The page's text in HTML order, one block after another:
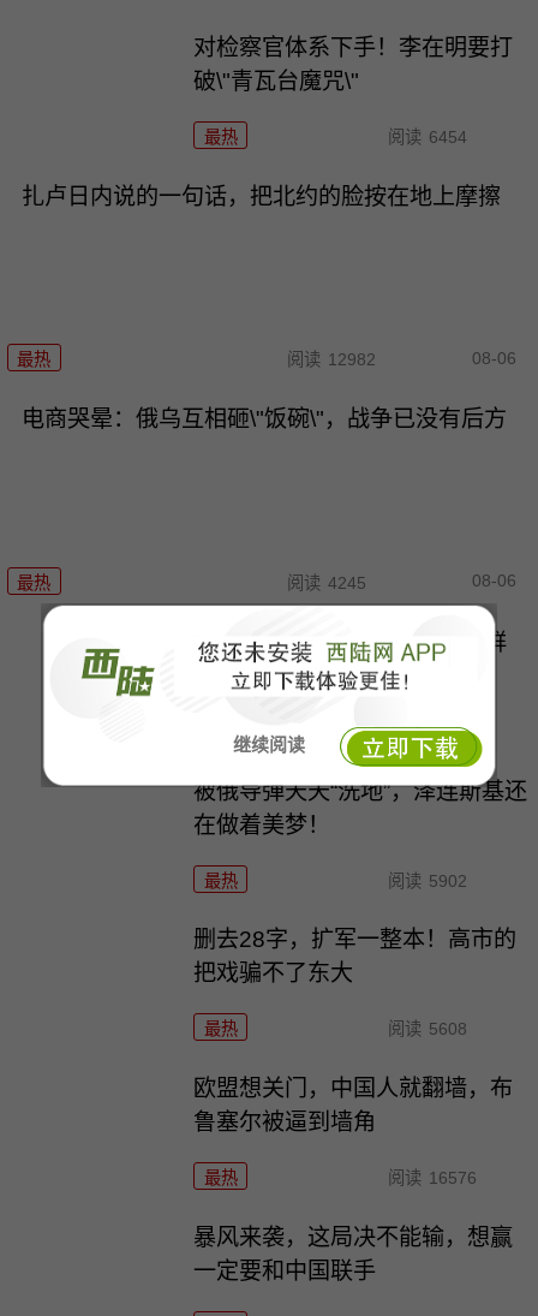
继续阅读
对检察官体系下手！李在明要打
破\"青瓦台魔咒\"
最热 阅读 6454
扎卢日内说的一句话，把北约的脸按在地上摩擦
最热 阅读 12982 08-06
电商哭晕：俄乌互相砸\"饭碗\"，战争已没有后方
最热 阅读 4245 08-06
766亿买不来安全？美核潜光鲜
\"大计划\"的背后
最热 阅读 6584
被俄导弹天天“洗地”，泽连斯基还
在做着美梦！
最热 阅读 5902
删去28字，扩军一整本！高市的
把戏骗不了东大
最热 阅读 5608
欧盟想关门，中国人就翻墙，布
鲁塞尔被逼到墙角
最热 阅读 16576
暴风来袭，这局决不能输，想赢
一定要和中国联手